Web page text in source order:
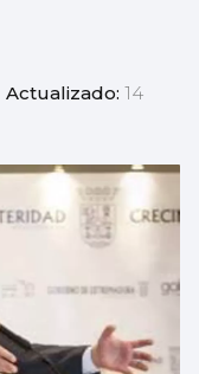
Actualizado: 14